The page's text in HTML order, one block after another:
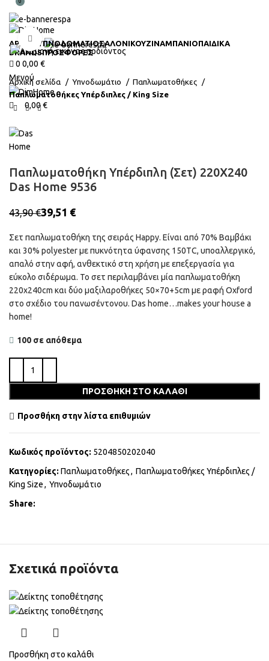
ΑΡΧΙΚΗ ΥΠΝΟΔΩΜΆΤΙΟΣΑΛΌΝΙΚΟΥΖΊΝΑΜΠΆΝΙΟΠΑΙΔΙΚΆ
BRANDSΠΡΟΣΦΟΡΈΣ
0 0,00 €
Μενού
0
0,00€
Click to enlarge
Αρχική σελίδα Υπνοδωμάτιο
Παπλωματοθήκες
Παπλωματοθήκες Υπέρδιπλες / King Size
Παπλωματοθήκη Υπέρδιπλη (Σετ) 220X240
Das Home 9536
43,90€39,51 €
Σετ παπλωματοθήκη της σειράς Happy. Είναι από 70% Βαμβάκι
και 30% polyester με πυκνότητα ύφανσης 150TC, υποαλλεργικό,
απαλό στην αφή, ανθεκτικό στη χρήση με επεξεργασία για
εύκολο σιδέρωμα. Το σετ περιλαμβάνει μία παπλωματοθήκη
220x240cm και δύο μαξιλαροθήκες 50×70+5cm με ραφή Oxford
στο σχέδιο του πανωσέντονου. Das home…makes your house a
home!
100 σε απόθεμα
ΠΡΟΣΘΉΚΗ ΣΤΟ ΚΑΛΆΘΙ
Προσθήκη στην λίστα επιθυμιών
Κωδικός προϊόντος: 5204850202040
Κατηγορίες: Παπλωματοθήκες, Παπλωματοθήκες Υπέρδιπλες /
King Size, Υπνοδωμάτιο
Share:
Σχετικά προϊόντα
Προσθήκη στο καλάθι